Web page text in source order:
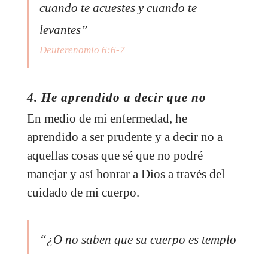
cuando te acuestes y cuando te
levantes”
Deuterenomio 6:6-7
4. He aprendido a decir que no
En medio de mi enfermedad, he
aprendido a ser prudente y a decir no a
aquellas cosas que sé que no podré
manejar y así honrar a Dios a través del
cuidado de mi cuerpo.
“¿O no saben que su cuerpo es templo